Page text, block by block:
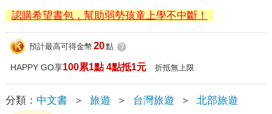
認購希望書包，幫助弱勢孩童上學不中斷！
預計最高可得金幣 20點 ?
HAPPY GO享100累1點 4點抵1元 折抵無上限
分類： 中文書 ＞ 旅遊 ＞ 台灣旅遊 ＞ 北部旅遊